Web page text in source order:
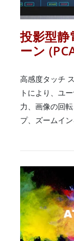
投影型静
ーン
高感度タッチ
トにより、ユ
力、画像の回
プ、ズームイ